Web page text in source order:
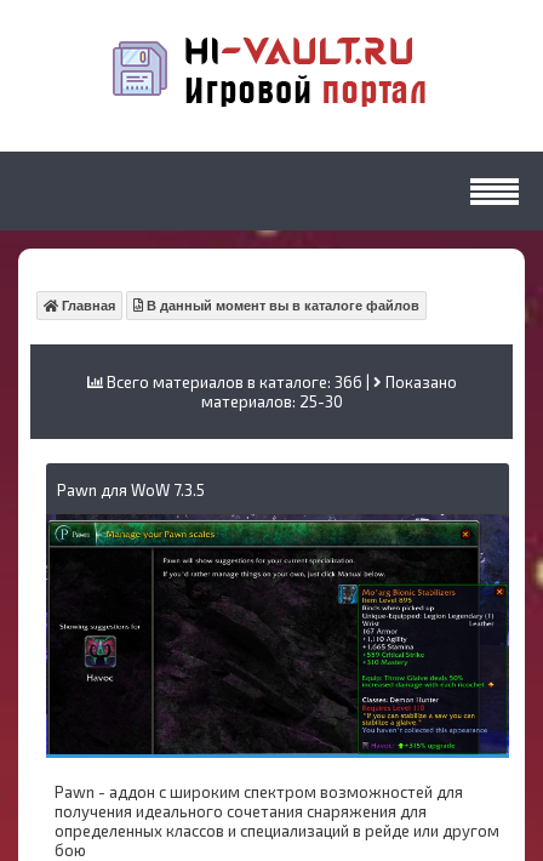
Главная В данный момент вы в каталоге файлов
Всего материалов в каталоге: 366 |
Показано
материалов: 25-30
Pawn для WoW 7.3.5
Pawn - аддон с широким спектром возможностей для
получения идеального сочетания снаряжения для
определенных классов и специализаций в рейде или другом
бою